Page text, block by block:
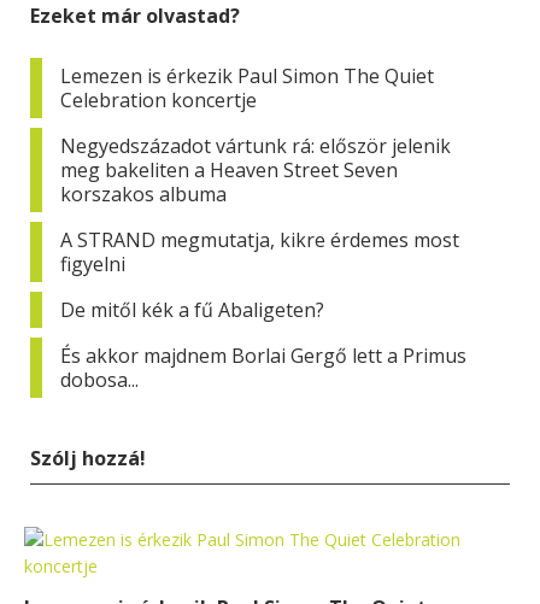
Ezeket már olvastad?
Lemezen is érkezik Paul Simon The Quiet
Celebration koncertje
Negyedszázadot vártunk rá: először jelenik
meg bakeliten a Heaven Street Seven
korszakos albuma
A STRAND megmutatja, kikre érdemes most
figyelni
De mitől kék a fű Abaligeten?
És akkor majdnem Borlai Gergő lett a Primus
dobosa...
Szólj hozzá!